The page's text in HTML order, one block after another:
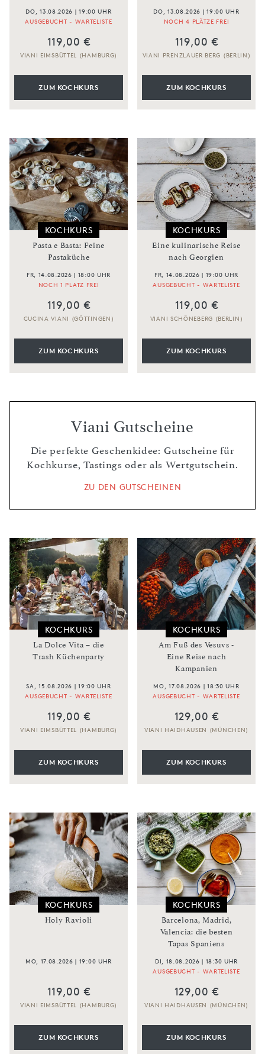
DO, 13.08.2026 | 19:00 UHR
AUSGEBUCHT - WARTELISTE
119,00 €
VIANI EIMSBÜTTEL (HAMBURG)
ZUM KOCHKURS
DO, 13.08.2026 | 19:00 UHR
NOCH 4 PLÄTZE FREI
119,00 €
VIANI PRENZLAUER BERG (BERLIN)
ZUM KOCHKURS
KOCHKURS
Pasta e Basta: Feine
Pastaküche
FR, 14.08.2026 | 18:00 UHR
NOCH 1 PLATZ FREI
119,00 €
CUCINA VIANI (GÖTTINGEN)
ZUM KOCHKURS
KOCHKURS
Eine kulinarische Reise
nach Georgien
FR, 14.08.2026 | 19:00 UHR
AUSGEBUCHT - WARTELISTE
119,00 €
VIANI SCHÖNEBERG (BERLIN)
ZUM KOCHKURS
Viani Gutscheine
Die perfekte Geschenkidee: Gutscheine für
Kochkurse, Tastings oder als Wertgutschein.
ZU DEN GUTSCHEINEN
KOCHKURS
La Dolce Vita – die
Trash Küchenparty
SA, 15.08.2026 | 19:00 UHR
AUSGEBUCHT - WARTELISTE
119,00 €
VIANI EIMSBÜTTEL (HAMBURG)
ZUM KOCHKURS
KOCHKURS
Am Fuß des Vesuvs -
Eine Reise nach
Kampanien
MO, 17.08.2026 | 18:30 UHR
AUSGEBUCHT - WARTELISTE
129,00 €
VIANI HAIDHAUSEN (MÜNCHEN)
ZUM KOCHKURS
KOCHKURS
Holy Ravioli
MO, 17.08.2026 | 19:00 UHR
119,00 €
VIANI EIMSBÜTTEL (HAMBURG)
ZUM KOCHKURS
KOCHKURS
Barcelona, Madrid,
Valencia: die besten
Tapas Spaniens
DI, 18.08.2026 | 18:30 UHR
AUSGEBUCHT - WARTELISTE
129,00 €
VIANI HAIDHAUSEN (MÜNCHEN)
ZUM KOCHKURS